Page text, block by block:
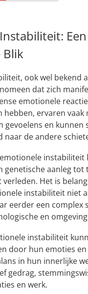
Een
Blik
ook wel bekend
dat zich
emotionele
hebben, ervaren
gevoelens en kunnen
naar de andere
instabiliteit
genetische aanleg
Het is
instabiliteit niet
eerder een complex
en
instabiliteit
door hun emoties
in hun innerlijke
gedrag,
en werk.